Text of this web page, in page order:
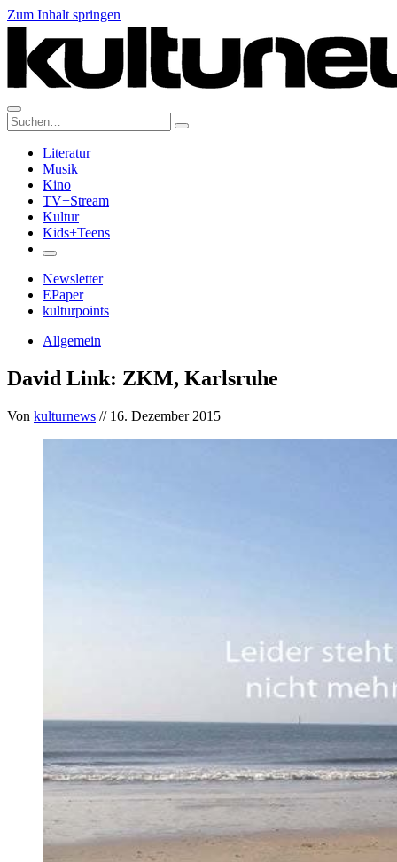
Zum Inhalt springen
Suche:
Literatur
Musik
Kino
TV+Stream
Kultur
Kids+Teens
Newsletter
EPaper
kulturpoints
Allgemein
David Link: ZKM, Karlsruhe
Von kulturnews // 16. Dezember 2015